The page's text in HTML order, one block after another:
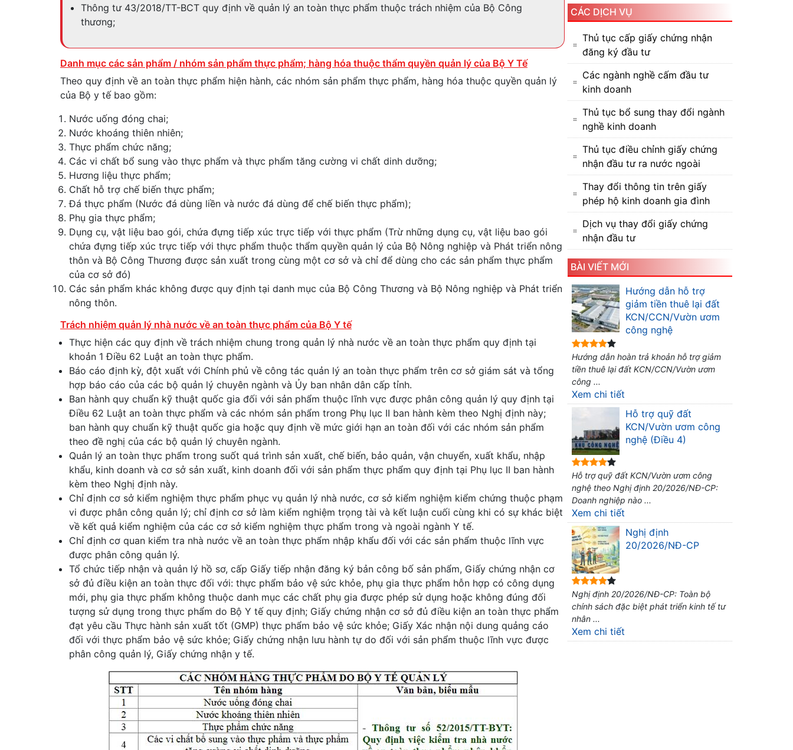
Thông tư 43/2018/TT-BCT quy định về quản lý an toàn thực phẩm thuộc trách nhiệm của Bộ Công
thương;
Danh mục các sản phẩm / nhóm sản phẩm thực phẩm; hàng hóa thuộc thẩm quyền quản lý của Bộ Y Tế
Theo quy định về an toàn thực phẩm hiện hành, các nhóm sản phẩm thực phẩm, hàng hóa thuộc quyền quản lý
của Bộ y tế bao gồm:
Nước uống đóng chai;
Nước khoáng thiên nhiên;
Thực phẩm chức năng;
Các vi chất bổ sung vào thực phẩm và thực phẩm tăng cường vi chất dinh dưỡng;
Hương liệu thực phẩm;
Chất hỗ trợ chế biến thực phẩm;
Đá thực phẩm (Nước đá dùng liền và nước đá dùng để chế biến thực phẩm);
Phụ gia thực phẩm;
Dụng cụ, vật liệu bao gói, chứa đựng tiếp xúc trực tiếp với thực phẩm (Trừ những dụng cụ, vật liệu bao gói
chứa đựng tiếp xúc trực tiếp với thực phẩm thuộc thẩm quyền quản lý của Bộ Nông nghiệp và Phát triển nông
thôn và Bộ Công Thương được sản xuất trong cùng một cơ sở và chỉ để dùng cho các sản phẩm thực phẩm
của cơ sở đó)
Các sản phẩm khác không được quy định tại danh mục của Bộ Công Thương và Bộ Nông nghiệp và Phát triển
nông thôn.
Trách nhiệm quản lý nhà nước về an toàn thực phẩm của Bộ Y tế
Thực hiện các quy định về trách nhiệm chung trong quản lý nhà nước về an toàn thực phẩm quy định tại
khoản 1 Điều 62 Luật an toàn thực phẩm.
Báo cáo định kỳ, đột xuất với Chính phủ về công tác quản lý an toàn thực phẩm trên cơ sở giám sát và tổng
hợp báo cáo của các bộ quản lý chuyên ngành và Ủy ban nhân dân cấp tỉnh.
Ban hành quy chuẩn kỹ thuật quốc gia đối với sản phẩm thuộc lĩnh vực được phân công quản lý quy định tại
Điều 62 Luật an toàn thực phẩm và các nhóm sản phẩm trong Phụ lục II ban hành kèm theo Nghị định này;
ban hành quy chuẩn kỹ thuật quốc gia hoặc quy định về mức giới hạn an toàn đối với các nhóm sản phẩm
theo đề nghị của các bộ quản lý chuyên ngành.
Quản lý an toàn thực phẩm trong suốt quá trình sản xuất, chế biến, bảo quản, vận chuyển, xuất khẩu, nhập
khẩu, kinh doanh và cơ sở sản xuất, kinh doanh đối với sản phẩm thực phẩm quy định tại Phụ lục II ban hành
kèm theo Nghị định này.
Chỉ định cơ sở kiểm nghiệm thực phẩm phục vụ quản lý nhà nước, cơ sở kiểm nghiệm kiểm chứng thuộc phạm
vi được phân công quản lý; chỉ định cơ sở làm kiểm nghiệm trọng tài và kết luận cuối cùng khi có sự khác biệt
về kết quả kiểm nghiệm của các cơ sở kiểm nghiệm thực phẩm trong và ngoài ngành Y tế.
Chỉ định cơ quan kiểm tra nhà nước về an toàn thực phẩm nhập khẩu đối với các sản phẩm thuộc lĩnh vực
được phân công quản lý.
Tổ chức tiếp nhận và quản lý hồ sơ, cấp Giấy tiếp nhận đăng ký bản công bố sản phẩm, Giấy chứng nhận cơ
sở đủ điều kiện an toàn thực đối với: thực phẩm bảo vệ sức khỏe, phụ gia thực phẩm hỗn hợp có công dụng
mới, phụ gia thực phẩm không thuộc danh mục các chất phụ gia được phép sử dụng hoặc không đúng đối
tượng sử dụng trong thực phẩm do Bộ Y tế quy định; Giấy chứng nhận cơ sở đủ điều kiện an toàn thực phẩm
đạt yêu cầu Thực hành sản xuất tốt (GMP) thực phẩm bảo vệ sức khỏe; Giấy Xác nhận nội dung quảng cáo
đối với thực phẩm bảo vệ sức khỏe; Giấy chứng nhận lưu hành tự do đối với sản phẩm thuộc lĩnh vực được
phân công quản lý, Giấy chứng nhận y tế.
CÁC DỊCH VỤ
Thủ tục cấp giấy chứng nhận
đăng ký đầu tư
Các ngành nghề cấm đầu tư
kinh doanh
Thủ tục bổ sung thay đổi ngành
nghề kinh doanh
Thủ tục điều chỉnh giấy chứng
nhận đầu tư ra nước ngoài
Thay đổi thông tin trên giấy
phép hộ kinh doanh gia đình
Dịch vụ thay đổi giấy chứng
nhận đầu tư
BÀI VIẾT MỚI
Hướng dẫn hỗ trợ
giảm tiền thuê lại đất
KCN/CCN/Vườn ươm
công nghệ
Hướng dẫn hoàn trả khoản hỗ trợ giảm
tiền thuê lại đất KCN/CCN/Vườn ươm
công ...
Xem chi tiết
Hỗ trợ quỹ đất
KCN/Vườn ươm công
nghệ (Điều 4)
Hỗ trợ quỹ đất KCN/Vườn ươm công
nghệ theo Nghị định 20/2026/NĐ-CP:
Doanh nghiệp nào ...
Xem chi tiết
Nghị định
20/2026/NĐ-CP
Nghị định 20/2026/NĐ-CP: Toàn bộ
chính sách đặc biệt phát triển kinh tế tư
nhân ...
Xem chi tiết